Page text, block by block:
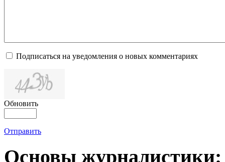
Подписаться на уведомления о новых комментариях
Обновить
Отправить
Основы журналистики: